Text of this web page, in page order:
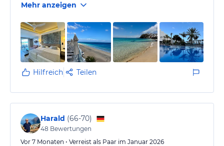
jedenfall weiterempfehlen.
Mehr anzeigen
Hilfreich Teilen
Harald (66-70)
48 Bewertungen
Vor 7 Monaten • Verreist als Paar im Januar 2026